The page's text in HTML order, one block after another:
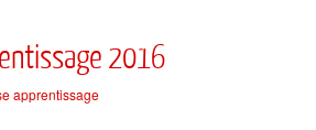
2016
apprentissage